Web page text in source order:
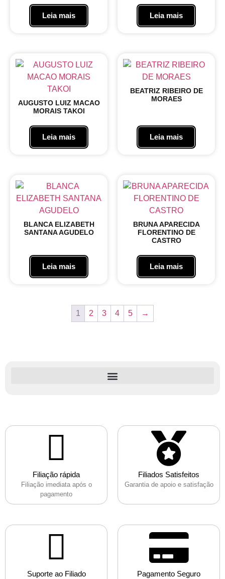
Leia mais Leia mais
AUGUSTO LUIZ MACAO
MORAIS TAKOI
Leia mais
BEATRIZ RIBEIRO DE
MORAES
Leia mais
BLANCA ELIZABETH
SANTANA AGUDELO
Leia mais
BRUNA APARECIDA
FLORENTINO DE
CASTRO
Leia mais
1 2 3 4 5 →
Filiação rápida
Filiação imediata após o
pagamento
Filiados Satisfeitos
Garantia de apoio e satisfação
Suporte ao Filiado Pagamento Seguro